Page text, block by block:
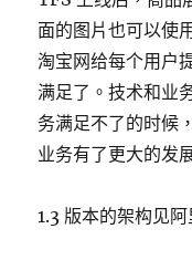
面的图片也可以使
淘宝网给每个用户
满足了。技术和业
务满足不了的时候
业务有了更大的发
1.3 版本的架构见